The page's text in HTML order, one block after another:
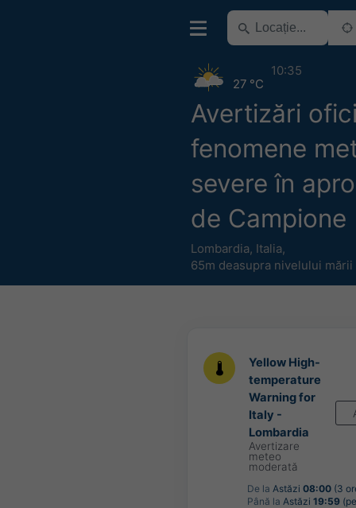
Avertizări
fenomene
severe în
de Campione
Lombardia, Italia,
65m deasupra nivelului mării
27 °C
10:35
Yellow High-
temperature
Warning for
Italy -
Lombardia
Avertizare
meteo
moderată
De la Astăzi 08:00 (3
Până la Astăzi 19:59